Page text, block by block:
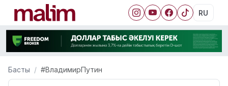
RU
Басты #ВладимирПутин